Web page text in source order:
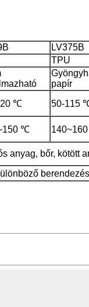
LV375B
TPU
papír
℃ 50-115
℃
anyag, bőr, kötött